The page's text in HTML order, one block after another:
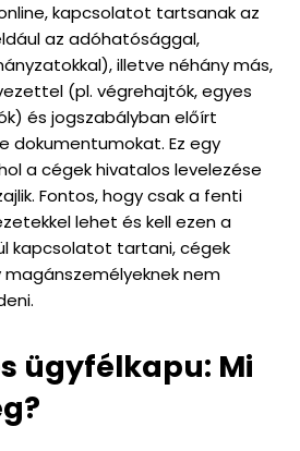
kapcsolatot tartsanak az
az adóhatósággal,
illetve néhány más,
(pl. végrehajtók, egyes
és jogszabályban előírt
dokumentumokat. Ez egy
a cégek hivatalos levelezése
Fontos, hogy csak a fenti
lehet és kell ezen a
kapcsolatot tartani, cégek
nem
ügyfélkapu: Mi